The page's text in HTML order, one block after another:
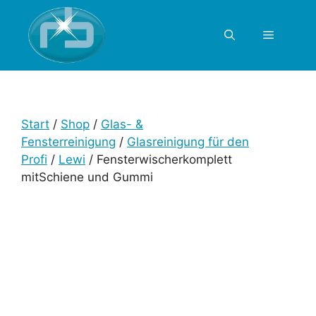
Inhalt
springen
Menü
Start / Shop / Glas- &
Fensterreinigung / Glasreinigung für den
Profi / Lewi / Fensterwischerkomplett
mitSchiene und Gummi